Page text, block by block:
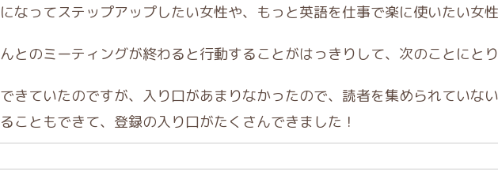
なってステップアップしたい女性や、もっと英語を仕事で楽に使いたい女
とのミーティングが終わると行動することがはっきりして、次のことにと
きていたのですが、入り口があまりなかったので、読者を集められていない
こともできて、登録の入り口がたくさんできました！